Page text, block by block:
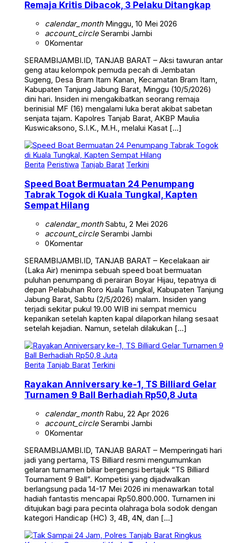
Remaja Kritis Dibacok, 3 Pelaku Ditangkap
calendar_monthMinggu, 10 Mei 2026
account_circleSerambi Jambi
0Komentar
SERAMBIJAMBI.ID, TANJAB BARAT – Aksi tawuran antar
geng atau kelompok pemuda pecah di Jembatan
Sugeng, Desa Bram Itam Kanan, Kecamatan Bram Itam,
Kabupaten Tanjung Jabung Barat, Minggu (10/5/2026)
dini hari. Insiden ini mengakibatkan seorang remaja
berinisial MF (16) mengalami luka berat akibat sabetan
senjata tajam. Kapolres Tanjab Barat, AKBP Maulia
Kuswicaksono, S.I.K., M.H., melalui Kasat […]
Berita Peristiwa Tanjab Barat Terkini
Speed Boat Bermuatan 24 Penumpang
Tabrak Togok di Kuala Tungkal, Kapten
Sempat Hilang
calendar_monthSabtu, 2 Mei 2026
account_circleSerambi Jambi
0Komentar
SERAMBIJAMBI.ID, TANJAB BARAT – Kecelakaan air
(Laka Air) menimpa sebuah speed boat bermuatan
puluhan penumpang di perairan Boyar Hijau, tepatnya di
depan Pelabuhan Roro Kuala Tungkal, Kabupaten Tanjung
Jabung Barat, Sabtu (2/5/2026) malam. Insiden yang
terjadi sekitar pukul 19.00 WIB ini sempat memicu
kepanikan setelah kapten kapal dilaporkan hilang sesaat
setelah kejadian. Namun, setelah dilakukan […]
Berita Tanjab Barat Terkini
Rayakan Anniversary ke-1, TS Billiard Gelar
Turnamen 9 Ball Berhadiah Rp50,8 Juta
calendar_monthRabu, 22 Apr 2026
account_circleSerambi Jambi
0Komentar
SERAMBIJAMBI.ID, TANJAB BARAT – Memperingati hari
jadi yang pertama, TS Billiard resmi mengumumkan
gelaran turnamen biliar bergengsi bertajuk “TS Billiard
Tournament 9 Ball”. Kompetisi yang dijadwalkan
berlangsung pada 14-17 Mei 2026 ini menawarkan total
hadiah fantastis mencapai Rp50.800.000. Turnamen ini
ditujukan bagi para pecinta olahraga bola sodok dengan
kategori Handicap (HC) 3, 4B, 4N, dan […]